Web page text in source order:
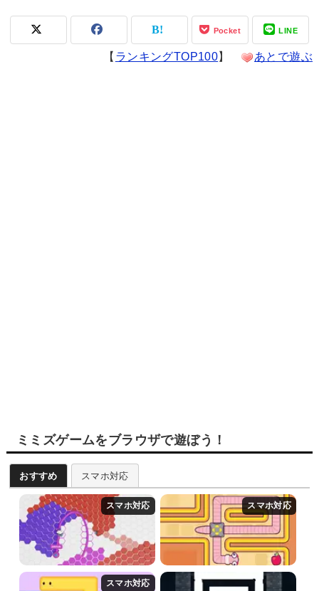
Pocket LINE
【 ランキングTOP100】 あとで遊ぶ
ミミズゲームをブラウザで遊ぼう！
おすすめ スマホ対応